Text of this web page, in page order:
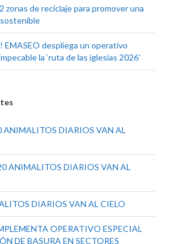
zonas de reciclaje para promover una
sostenible
EMASEO despliega un operativo
la ‘ruta de las iglesias 2026’
ANIMALITOS DIARIOS VAN AL
ANIMALITOS DIARIOS VAN AL
DIARIOS VAN AL CIELO
OPERATIVO ESPECIAL
DE BASURA EN SECTORES